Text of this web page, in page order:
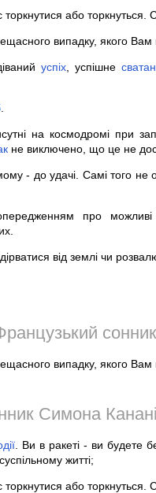
або торкнуться.
випадку, якого Вам
успіх, успішне
.
на космодромі при
не виключено, що це не
- до удачі. Самі того не
про можливі
від землі чи
сонник
випадку, якого Вам
Симона
. Ви в ракеті - ви будете
житті;
або торкнуться.